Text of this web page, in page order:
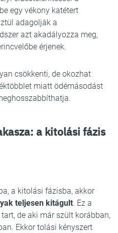
egy vékony katétert
adagolják a
azt akadályozza meg,
érjenek.
csökkenti, de okozhat
miatt ödémásodást
a kitolási fázis
a kitolási fázisba, akkor
teljesen kitágult. Ez a
de aki már szült korábban,
Ekkor tolási kényszert